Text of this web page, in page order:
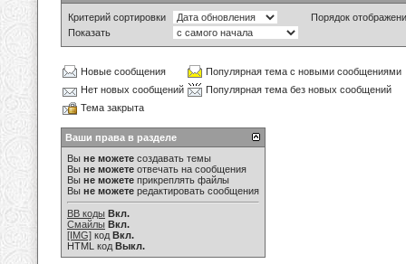
Критерий сортировки
Порядок
Показать
Новые сообщения
Популярная тема с новыми сообщениями
Нет новых сообщений
Популярная тема без новых сообщений
Тема закрыта
Ваши права в разделе
Вы не можете создавать темы
Вы не можете отвечать на сообщения
Вы не можете прикреплять файлы
Вы не можете редактировать сообщения
BB коды Вкл.
Смайлы Вкл.
[IMG] код Вкл.
HTML код Выкл.